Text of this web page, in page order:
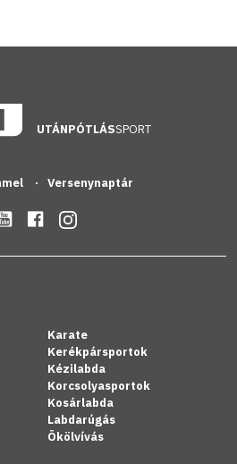
UTÁNPÓTLÁSSPORT
Versenynaptár
Karate
Kerékpársportok
Kézilabda
Korcsolyasportok
Kosárlabda
Labdarúgás
Ökölvívás